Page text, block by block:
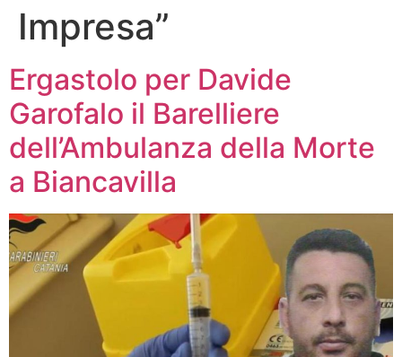
Impresa”
Ergastolo per Davide
Garofalo il Barelliere
dell’Ambulanza della Morte
a Biancavilla